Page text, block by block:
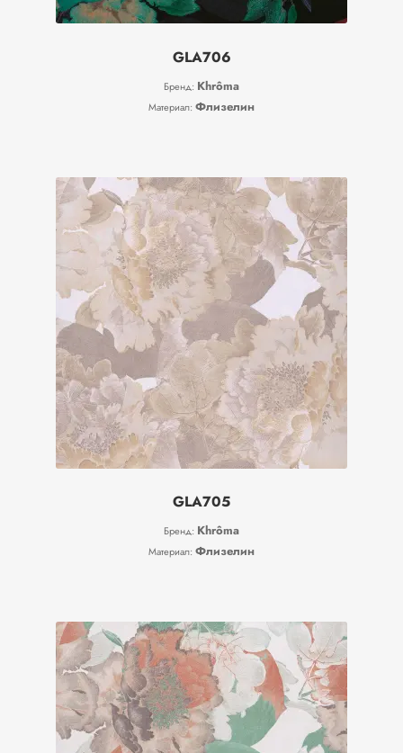
GLA706
Бренд: Khrôma
Материал: Флизелин
GLA705
Бренд: Khrôma
Материал: Флизелин